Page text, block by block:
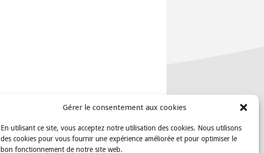
Gérer le consentement aux cookies
En utilisant ce site, vous acceptez notre utilisation des cookies. Nous utilisons
des cookies pour vous fournir une expérience améliorée et pour optimiser le
bon fonctionnement de notre site web.